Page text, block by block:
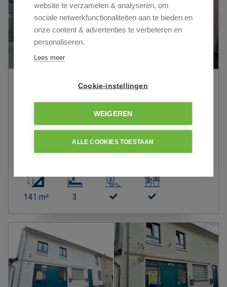
Woning te Maaseik
Canadastraat 67
€ 1 300 /maand
141 m² 3
website te verzamelen & analyseren, om
sociale netwerkfunctionaliteiten aan te bieden en
onze content & advertenties te verbeteren en
personaliseren.
Lees meer
Cookie-instellingen
WEIGEREN
ALLE COOKIES TOESTAAN